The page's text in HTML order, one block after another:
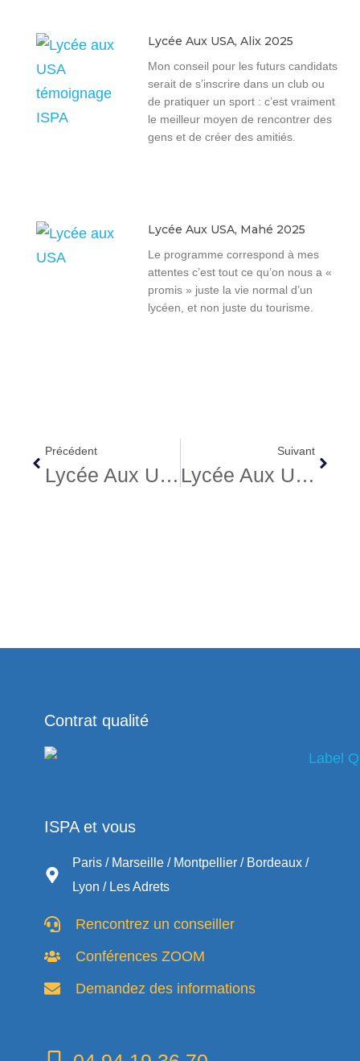
Lycée Aux USA, Alix 2025
Mon conseil pour les futurs candidats
serait de s’inscrire dans un club ou
de pratiquer un sport : c’est vraiment
le meilleur moyen de rencontrer des
gens et de créer des amitiés.
Lycée Aux USA, Mahé 2025
Le programme correspond à mes
attentes c’est tout ce qu’on nous a «
promis » juste la vie normal d’un
lycéen, et non juste du tourisme.
Précédent
Lycée Aux USA Washington, 2010, Christelle
Suivant
Lycée Aux USA Pennsylvanie, 2010, Parents De Agathe
Contrat qualité
ISPA et vous
Paris / Marseille / Montpellier / Bordeaux /
Lyon / Les Adrets
Rencontrez un conseiller
Conférences ZOOM
Demandez des informations